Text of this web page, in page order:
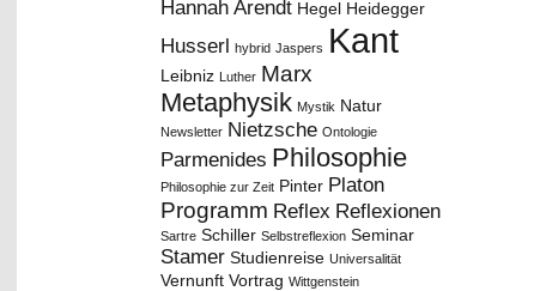
Hannah Arendt Hegel Heidegger
Husserl hybrid Jaspers Kant
Leibniz Luther Marx
Metaphysik Mystik Natur
Newsletter Nietzsche Ontologie
Parmenides Philosophie
Philosophie zur Zeit Pinter Platon
Programm Reflex Reflexionen
Sartre Schiller Selbstreflexion Seminar
Stamer Studienreise Universalität
Vernunft Vortrag Wittgenstein